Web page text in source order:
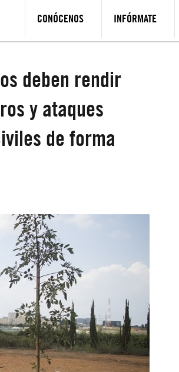
CONÓCENOS INFÓRMATE
deben rendir
y ataques
de forma